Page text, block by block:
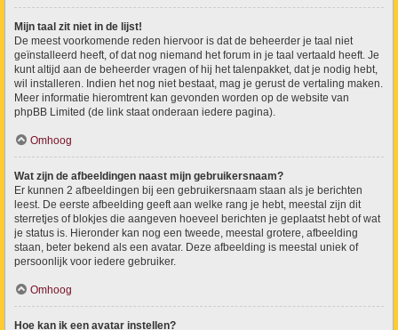
Mijn taal zit niet in de lijst!
De meest voorkomende reden hiervoor is dat de beheerder je taal niet
geïnstalleerd heeft, of dat nog niemand het forum in je taal vertaald heeft. Je
kunt altijd aan de beheerder vragen of hij het talenpakket, dat je nodig hebt,
wil installeren. Indien het nog niet bestaat, mag je gerust de vertaling maken.
Meer informatie hieromtrent kan gevonden worden op de website van
phpBB Limited (de link staat onderaan iedere pagina).
Omhoog
Wat zijn de afbeeldingen naast mijn gebruikersnaam?
Er kunnen 2 afbeeldingen bij een gebruikersnaam staan als je berichten
leest. De eerste afbeelding geeft aan welke rang je hebt, meestal zijn dit
sterretjes of blokjes die aangeven hoeveel berichten je geplaatst hebt of wat
je status is. Hieronder kan nog een tweede, meestal grotere, afbeelding
staan, beter bekend als een avatar. Deze afbeelding is meestal uniek of
persoonlijk voor iedere gebruiker.
Omhoog
Hoe kan ik een avatar instellen?